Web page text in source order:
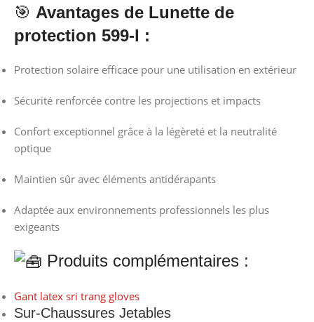
🎯 Avantages de Lunette de
protection 599-l :
Protection solaire efficace pour une utilisation en extérieur
Sécurité renforcée contre les projections et impacts
Confort exceptionnel grâce à la légèreté et la neutralité
optique
Maintien sûr avec éléments antidérapants
Adaptée aux environnements professionnels les plus
exigeants
Produits complémentaires :
Gant latex sri trang gloves
Sur-Chaussures Jetables